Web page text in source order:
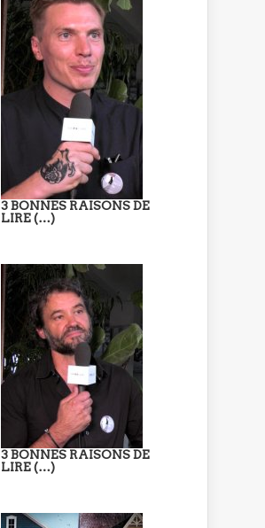
3 BONNES RAISONS DE
LIRE (…)
3 BONNES RAISONS DE
LIRE (…)